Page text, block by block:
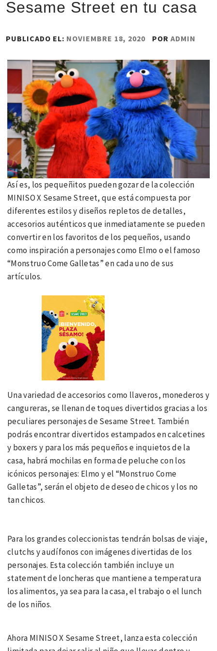
Sesame Street en tu casa
PUBLICADO EL: NOVIEMBRE 18, 2020 POR ADMIN
Así es, los pequeñitos pueden gozar de la colección
MINISO X Sesame Street, que está compuesta por
diferentes estilos y diseños repletos de detalles,
accesorios auténticos que inmediatamente se pueden
convertir en los favoritos de los pequeños, usando
como inspiración a personajes como Elmo o el famoso
“Monstruo Come Galletas” en cada uno de sus
artículos.
Una variedad de accesorios como llaveros, monederos y
cangureras, se llenan de toques divertidos gracias a los
peculiares personajes de Sesame Street. También
podrás encontrar divertidos estampados en calcetines
y boxers y para los más pequeños e inquietos de la
casa, habrá mochilas en forma de peluche con los
icónicos personajes: Elmo y el “Monstruo Come
Galletas”, serán el objeto de deseo de chicos y los no
tan chicos.
Para los grandes coleccionistas tendrán bolsas de viaje,
clutchs y audífonos con imágenes divertidas de los
personajes. Esta colección también incluye un
statement de loncheras que mantiene a temperatura
los alimentos, ya sea para la casa, el trabajo o el lunch
de los niños.
Ahora MINISO X Sesame Street, lanza esta colección